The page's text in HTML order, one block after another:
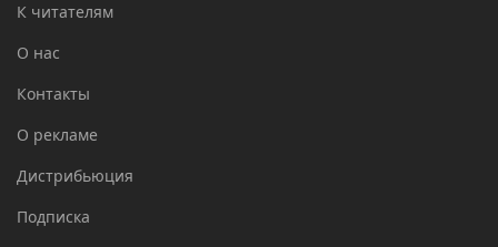
К читателям
О нас
Контакты
О рекламе
Дистрибьюция
Подписка